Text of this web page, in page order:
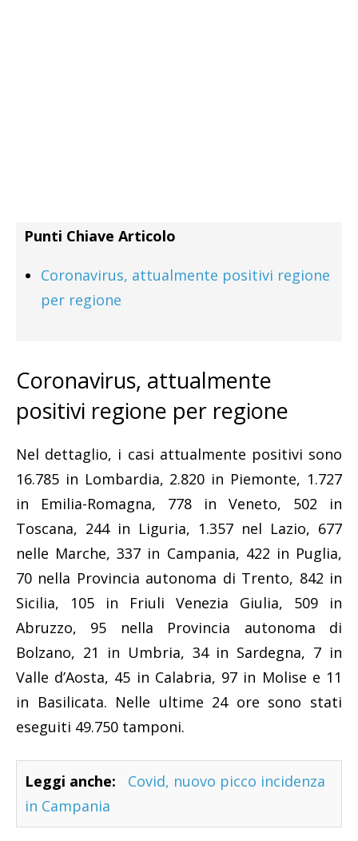
Punti Chiave Articolo
Coronavirus, attualmente positivi regione
per regione
Coronavirus, attualmente
positivi regione per regione
Nel dettaglio, i casi attualmente positivi sono
16.785 in Lombardia, 2.820 in Piemonte, 1.727
in Emilia-Romagna, 778 in Veneto, 502 in
Toscana, 244 in Liguria, 1.357 nel Lazio, 677
nelle Marche, 337 in Campania, 422 in Puglia,
70 nella Provincia autonoma di Trento, 842 in
Sicilia, 105 in Friuli Venezia Giulia, 509 in
Abruzzo, 95 nella Provincia autonoma di
Bolzano, 21 in Umbria, 34 in Sardegna, 7 in
Valle d’Aosta, 45 in Calabria, 97 in Molise e 11
in Basilicata. Nelle ultime 24 ore sono stati
eseguiti 49.750 tamponi.
Leggi anche:
Covid, nuovo picco incidenza
in Campania